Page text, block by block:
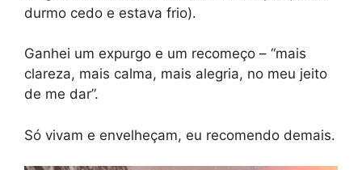
durmo cedo e estava frio).
Ganhei um expurgo e um recomeço – “mais
clareza, mais calma, mais alegria, no meu jeito
de me dar”.
Só vivam e envelheçam, eu recomendo demais.